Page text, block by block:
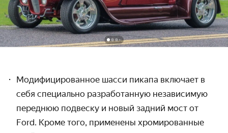
Модифицированное шасси пикапа включает в
себя специально разработанную независимую
переднюю подвеску и новый задний мост от
Ford. Кроме того, применены хромированные